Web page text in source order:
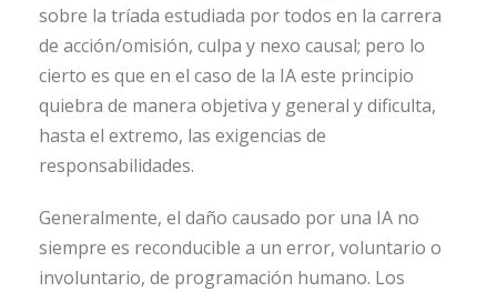
sobre la tríada estudiada por todos en la carrera
de acción/omisión, culpa y nexo causal; pero lo
cierto es que en el caso de la IA este principio
quiebra de manera objetiva y general y dificulta,
hasta el extremo, las exigencias de
responsabilidades.
Generalmente, el daño causado por una IA no
siempre es reconducible a un error, voluntario o
involuntario, de programación humano. Los